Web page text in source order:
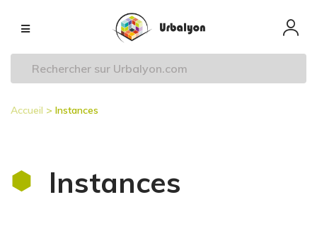
principal
Navigation
principale
Accueil Instances
Instances